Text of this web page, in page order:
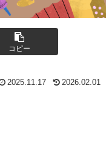
コピー
2025.11.17 2026.02.01